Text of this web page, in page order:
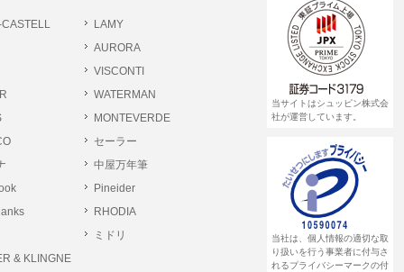
提出や質問へのご回答をお願いすること
人情報相談窓口
(受付)
きます。
さい。
ます。
れのある行為。
れのある行為。
れのある行為。
CASTELL
LAMY
AURORA
VISCONTI
WATERMAN
MONTEVERDE
セーラー
中屋万年筆
Pineider
RHODIA
ミドリ
& KLINGNE
当サイトはシュッピン株式会
社が運営しています。
当社は、個人情報の適切な取
り扱いを行う事業者に付与さ
れるプライバシーマークの付